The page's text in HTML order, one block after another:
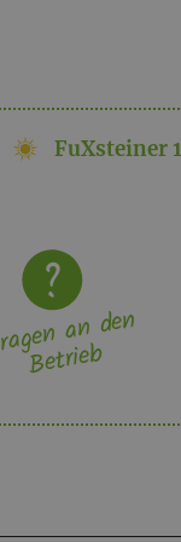
FuXsteiner
an den
Betrieb